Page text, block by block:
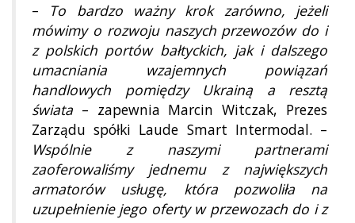
–
To bardzo ważny krok zarówno, jeżeli
mówimy o rozwoju naszych przewozów do i
z polskich portów bałtyckich, jak i dalszego
umacniania wzajemnych powiązań
handlowych pomiędzy Ukrainą a resztą
świata – zapewnia Marcin Witczak, Prezes
Zarządu spółki Laude Smart Intermodal. –
Wspólnie z naszymi partnerami
zaoferowaliśmy jednemu z największych
armatorów usługę, która pozwoliła na
uzupełnienie jego oferty w przewozach do i z